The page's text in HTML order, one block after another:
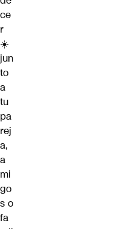
ce
r
☀️
jun
to
a
tu
pa
rej
a,
a
mi
go
s o
fa